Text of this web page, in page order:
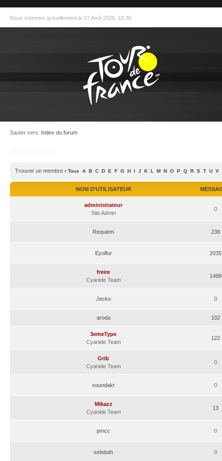
Nous sommes actuellement le 07 Août 2026, 18:36
Sauter vers: Index du forum
Trouver un membre • Tous A B C D E F G H I J K L M N O P Q R S T U V
NOM D’UTILISATEUR
administrateur
Site Admin
0
Requiem 239
Eyolfur 2035
freire
Cyanide Team
1468
Jecko 0
aroda 102
3emeType
Cyanide Team
122
Grib
Cyanide Team
0
soundakt 0
Mikazz
Cyanide Team
13
pmcc 0
sebduth 0